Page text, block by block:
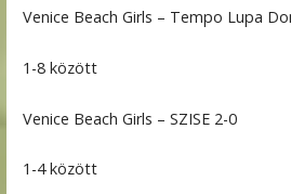
Venice Beach Girls – Tempo Lupa
1-8 között
Venice Beach Girls – SZISE 2-0
1-4 között